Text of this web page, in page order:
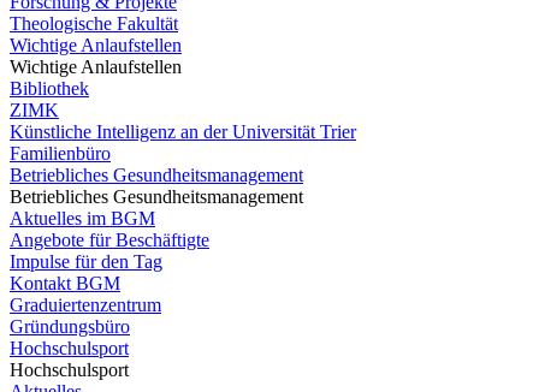
Theologische Fakultät
Wichtige Anlaufstellen
Wichtige Anlaufstellen
Bibliothek
ZIMK
Künstliche Intelligenz an der Universität Trier
Familienbüro
Betriebliches Gesundheitsmanagement
Betriebliches Gesundheitsmanagement
Aktuelles im BGM
Angebote für Beschäftigte
Impulse für den Tag
Kontakt BGM
Graduiertenzentrum
Gründungsbüro
Hochschulsport
Hochschulsport